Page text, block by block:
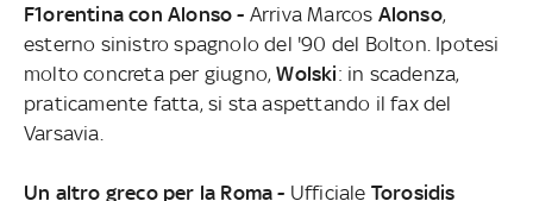
F1orentina con Alonso - Arriva Marcos Alonso,
esterno sinistro spagnolo del '90 del Bolton. Ipotesi
molto concreta per giugno,Wolski: in scadenza,
praticamente fatta, si sta aspettando il fax del
Varsavia.
Un altro greco per la Roma - Ufficiale Torosidis